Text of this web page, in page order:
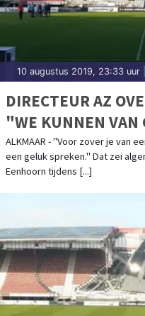
10 augustus 2019, 23:33 uur
DIRECTEUR AZ
"WE KUNNEN VAN
ALKMAAR - "Voor zover je van
een geluk spreken." Dat zei
Eenhoorn tijdens [...]